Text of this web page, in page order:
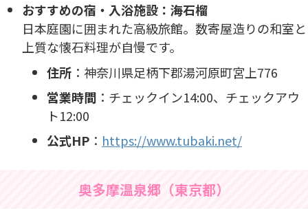
おすすめの宿・入浴施設：海石榴
日本庭園に囲まれた高級旅館。数寄屋造りの和室と
上質な懐石料理が自慢です。
住所 ：​神奈川県足柄下郡湯河原町宮上776​
営業時間 ：​チェックイン14:00、チェックアウ
ト12:00
公式HP ： https://www.tubaki.net/
奥多摩温泉郷（東京都）